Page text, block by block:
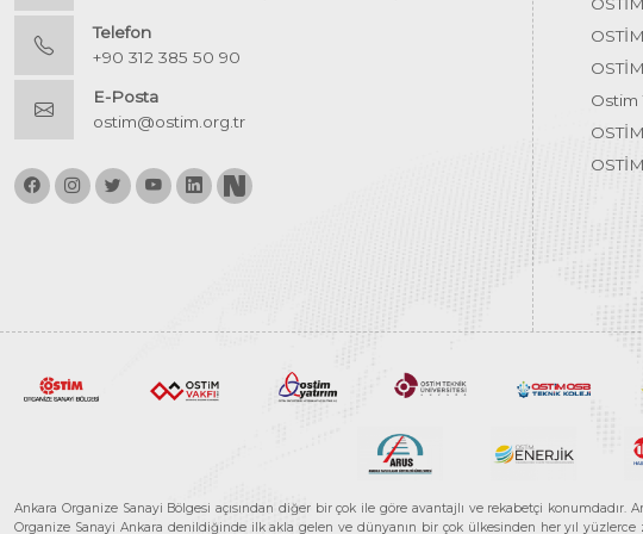
Telefon
+90 312 385 50 90
E-Posta
ostim@ostim.org.tr
Ostim
Ankara Organize Sanayi Bölgesi açısından diğer bir çok ile göre avantajlı ve rekabetçi
Organize Sanayi Ankara denildiğinde ilk akla gelen ve dünyanın bir çok ülkesinden her yıl yüzlerce